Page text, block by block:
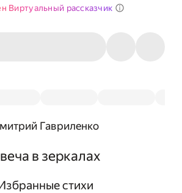
Виртуальный рассказчик
Гавриленко
в зеркалах
стихи